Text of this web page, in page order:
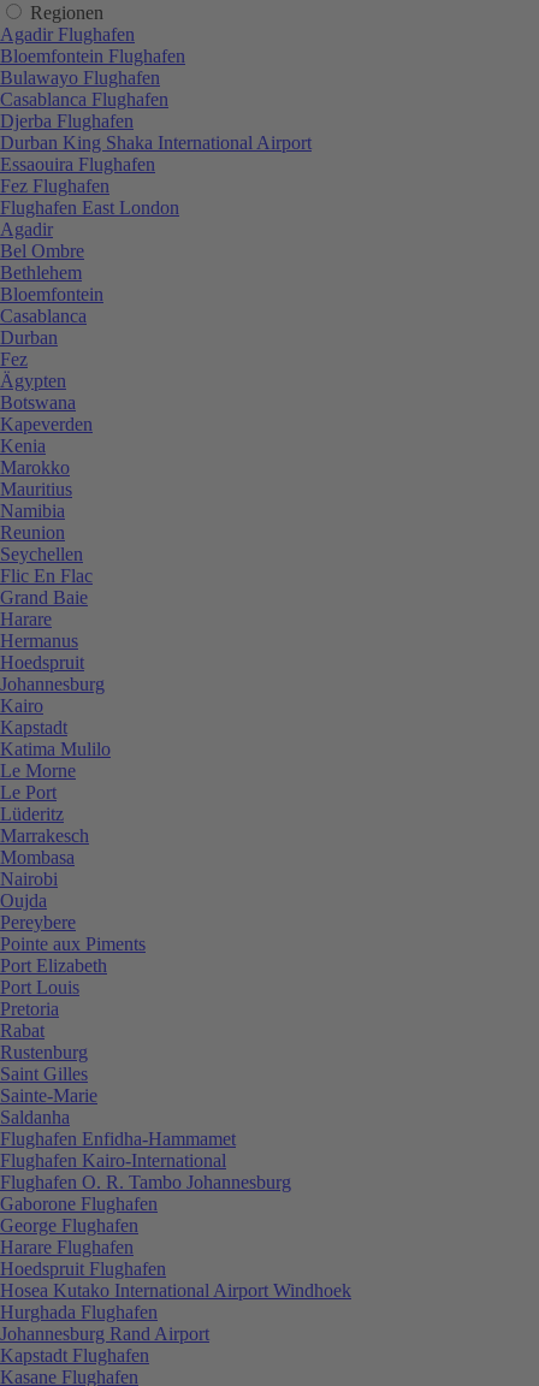
Regionen
Agadir Flughafen
Bloemfontein Flughafen
Bulawayo Flughafen
Casablanca Flughafen
Djerba Flughafen
Durban King Shaka International Airport
Essaouira Flughafen
Fez Flughafen
Flughafen East London
Agadir
Bel Ombre
Bethlehem
Bloemfontein
Casablanca
Durban
Fez
Ägypten
Botswana
Kapeverden
Kenia
Marokko
Mauritius
Namibia
Reunion
Seychellen
Flic En Flac
Grand Baie
Harare
Hermanus
Hoedspruit
Johannesburg
Kairo
Kapstadt
Katima Mulilo
Le Morne
Le Port
Lüderitz
Marrakesch
Mombasa
Nairobi
Oujda
Pereybere
Pointe aux Piments
Port Elizabeth
Port Louis
Pretoria
Rabat
Rustenburg
Saint Gilles
Sainte-Marie
Saldanha
Flughafen Enfidha-Hammamet
Flughafen Kairo-International
Flughafen O. R. Tambo Johannesburg
Gaborone Flughafen
George Flughafen
Harare Flughafen
Hoedspruit Flughafen
Hosea Kutako International Airport Windhoek
Hurghada Flughafen
Johannesburg Rand Airport
Kapstadt Flughafen
Kasane Flughafen